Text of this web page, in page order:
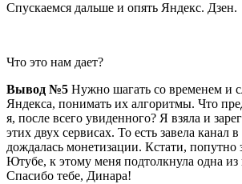
Спускаемся дальше и опять Яндекс. Дзен.
Что это нам дает?
Вывод №5 Нужно шагать со временем и
Яндекса, понимать их алгоритмы. Что
я, после всего увиденного? Я взяла и
этих двух сервисах. То есть завела канал
дождалась монетизации. Кстати, попутно
Ютубе, к этому меня подтолкнула одна
Спасибо тебе, Динара!